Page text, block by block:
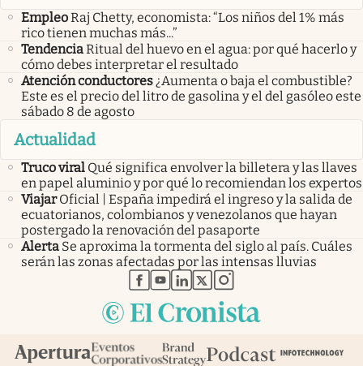
EmpleoRaj Chetty, economista: “Los niños del 1% más
rico tienen muchas más...”
TendenciaRitual del huevo en el agua: por qué hacerlo y
cómo debes interpretar el resultado
Atención conductores¿Aumenta o baja el combustible?
Este es el precio del litro de gasolina y el del gasóleo este
sábado 8 de agosto
Actualidad
Truco viral Qué significa envolver la billetera y las llaves
en papel aluminio y por qué lo recomiendan los expertos
Viajar Oficial | España impedirá el ingreso y la salida de
ecuatorianos, colombianos y venezolanos que hayan
postergado la renovación del pasaporte
Alerta Se aproxima la tormenta del siglo al país. Cuáles
serán las zonas afectadas por las intensas lluvias
abre en nueva pestaña
abre en nueva pestaña
abre en nueva pestaña
abre en nueva pestaña
abre en nueva pestaña